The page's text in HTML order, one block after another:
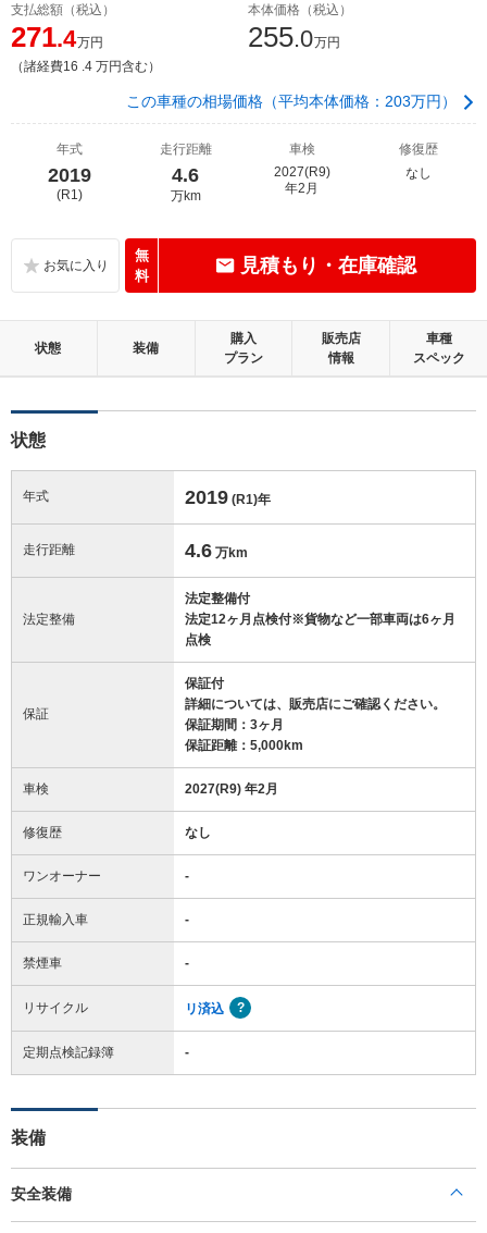
支払総額（税込）
271.4万円
（諸経費16 .4 万円含む）
本体価格（税込）
255.0万円
この車種の相場価格（平均本体価格：203万円）
年式
2019
(R1)
走行距離
4.6
万km
車検
2027(R9)
年2月
修復歴
なし
無
料
見積もり・在庫確認
状態 装備
購入
プラン
販売店
情報
車種
スペック
状態
年式 2019 (R1)年
走行距離 4.6 万km
法定整備
法定整備付
法定12ヶ月点検付※貨物など一部車両は6ヶ月
点検
保証
保証付
詳細については、販売店にご確認ください。
保証期間：3ヶ月
保証距離：5,000km
車検 2027(R9) 年2月
修復歴 なし
ワンオーナー -
正規輸入車 -
禁煙車 -
リサイクル リ済込
定期点検記録簿 -
装備
安全装備